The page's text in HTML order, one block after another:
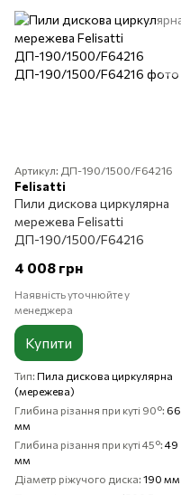
Артикул: ДП-190/1500/F64216
Felisatti
Пили дискова циркулярна
мережева Felisatti
ДП-190/1500/F64216
4 008 грн
Наявність уточнюйте у
менеджера
Купити
Тип Пила дискова циркулярна
(мережева)
Глибина різання при куті 90° 66
мм
Глибина різання при куті 45° 49
мм
Діаметр ріжучого диска 190 мм